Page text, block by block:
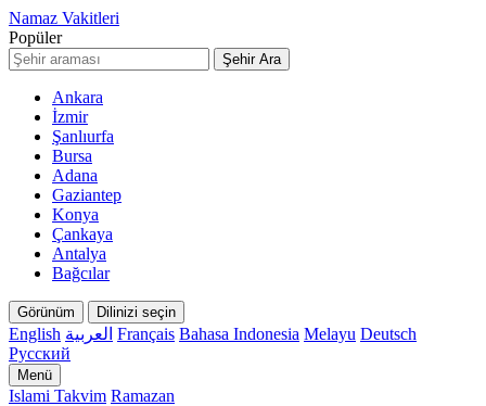
Namaz Vakitleri
Popüler
Şehir Ara
Ankara
İzmir
Şanlıurfa
Bursa
Adana
Gaziantep
Konya
Çankaya
Antalya
Bağcılar
Görünüm Dilinizi seçin
English العربية Français Bahasa Indonesia Melayu Deutsch
Русский
Menü
Islami Takvim Ramazan